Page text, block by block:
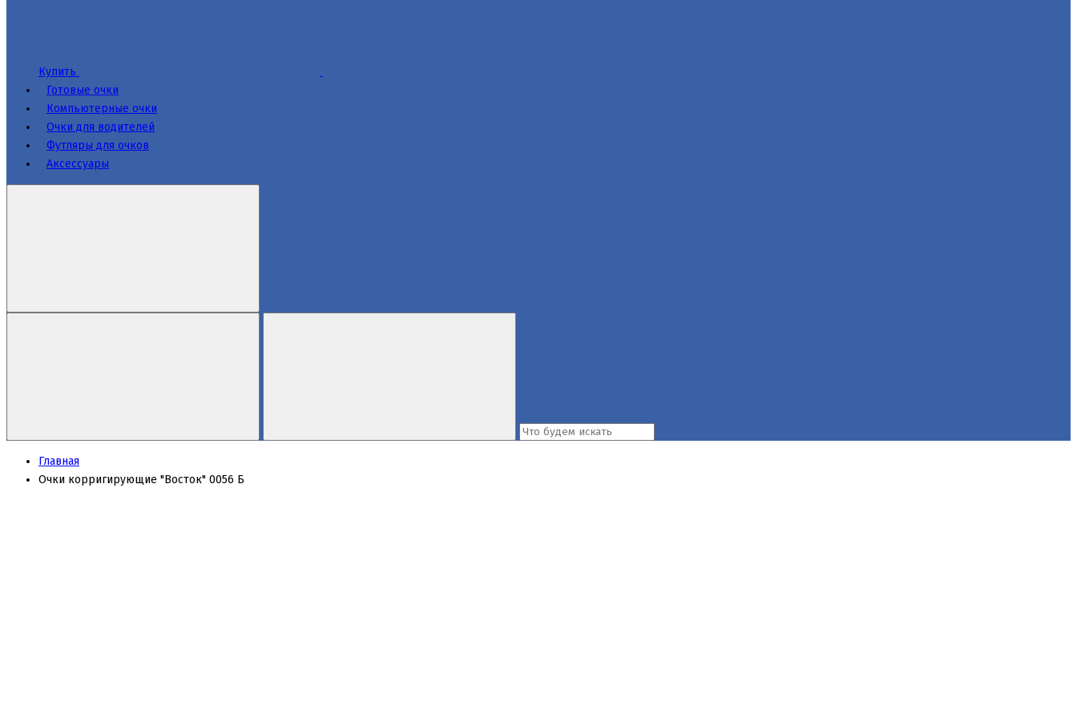
Купить
Готовые очки
Компьютерные очки
Очки для водителей
Футляры для очков
Аксессуары
Главная
Очки корригирующие "Восток" 0056 Б